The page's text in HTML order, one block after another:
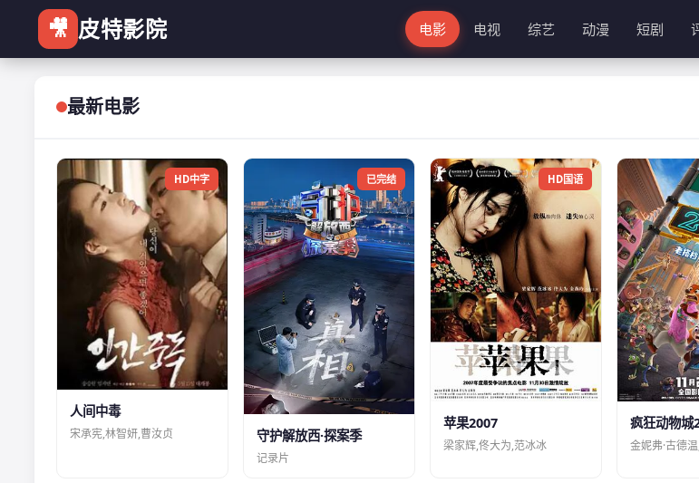
🎥 皮特影院 电影 电视 综艺 动漫 短剧
最新电影
HD中字
人间中毒
宋承宪,林智妍,曹汝贞
已完结
守护解放西·探案季
记录片
HD国语
苹果2007
梁家辉,佟大为,范冰冰
疯狂动物城
金妮弗·古德